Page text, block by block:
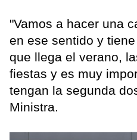
"Vamos a hacer una
en ese sentido y
que llega el verano,
fiestas y es muy
tengan la segunda
Ministra.